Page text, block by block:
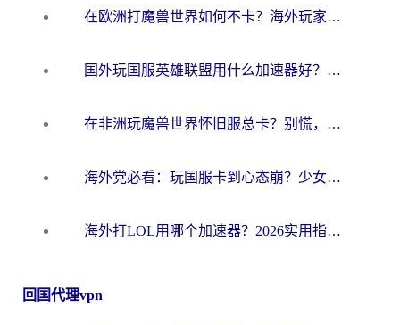
在欧洲打魔兽世界如何不卡？海外玩家的国服游戏加速终极攻略
国外玩国服英雄联盟用什么加速器好？海外党亲测有效的国服游戏加速指南
在非洲玩魔兽世界怀旧服总卡？别慌，这份指南帮你丝滑开荒
海外党必看：玩国服卡到心态崩？少女前线云图计划加速器免费推荐+碧蓝航线足球世界流畅攻略
海外打LOL用哪个加速器？2026实用指南：从延迟到设备适配，一篇解决你的国服游戏痛点
回国代理vpn